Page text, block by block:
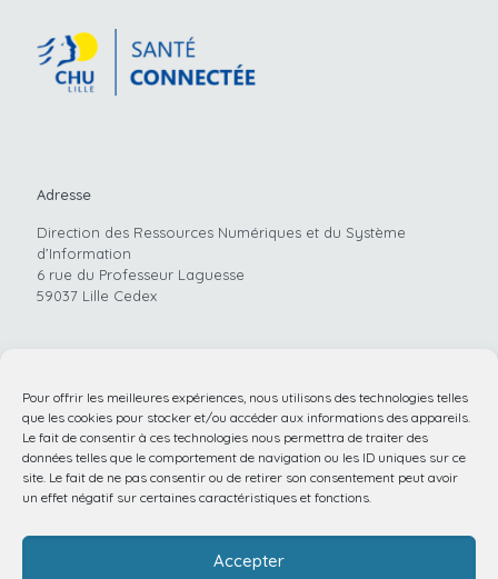
Pour offrir les meilleures expériences, nous utilisons des technologies telles
que les cookies pour stocker et/ou accéder aux informations des appareils.
Le fait de consentir à ces technologies nous permettra de traiter des
données telles que le comportement de navigation ou les ID uniques sur ce
site. Le fait de ne pas consentir ou de retirer son consentement peut avoir
un effet négatif sur certaines caractéristiques et fonctions.
Accepter
Adresse
Direction des Ressources Numériques et du Système
d’Information
6 rue du Professeur Laguesse
59037 Lille Cedex
Téléphone
03.20.44.59.62